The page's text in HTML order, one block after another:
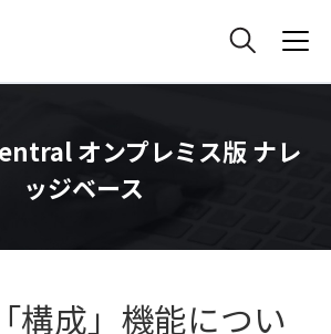
オンプレミス版 ナレ
ッジベース
構成」機能につい